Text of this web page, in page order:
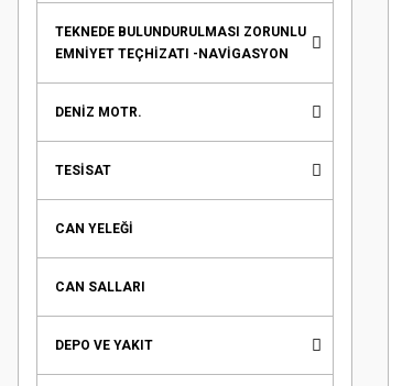
TEKNEDE BULUNDURULMASI ZORUNLU
EMNİYET TEÇHİZATI -NAVİGASYON
DENİZ MOTR.
TESİSAT
CAN YELEĞİ
CAN SALLARI
DEPO VE YAKIT